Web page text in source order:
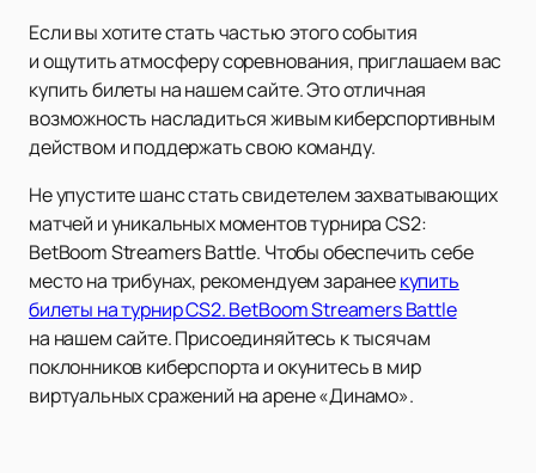
Если вы хотите стать частью этого события
и ощутить атмосферу соревнования, приглашаем вас
купить билеты на нашем сайте. Это отличная
возможность насладиться живым киберспортивным
действом и поддержать свою команду.
Не упустите шанс стать свидетелем захватывающих
матчей и уникальных моментов турнира CS2:
BetBoom Streamers Battle. Чтобы обеспечить себе
место на трибунах, рекомендуем заранеекупить
билеты на турнир CS2. BetBoom Streamers Battle
на нашем сайте. Присоединяйтесь к тысячам
поклонников киберспорта и окунитесь в мир
виртуальных сражений на арене «Динамо».